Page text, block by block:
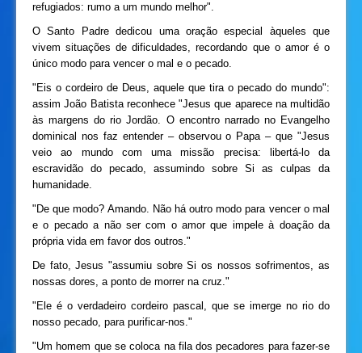
refugiados: rumo a um mundo melhor".
O Santo Padre dedicou uma oração especial àqueles que
vivem situações de dificuldades, recordando que o amor é o
único modo para vencer o mal e o pecado.
"Eis o cordeiro de Deus, aquele que tira o pecado do mundo":
assim João Batista reconhece "Jesus que aparece na multidão
às margens do rio Jordão. O encontro narrado no Evangelho
dominical nos faz entender – observou o Papa – que "Jesus
veio ao mundo com uma missão precisa: libertá-lo da
escravidão do pecado, assumindo sobre Si as culpas da
humanidade.
"De que modo? Amando. Não há outro modo para vencer o mal
e o pecado a não ser com o amor que impele à doação da
própria vida em favor dos outros."
De fato, Jesus "assumiu sobre Si os nossos sofrimentos, as
nossas dores, a ponto de morrer na cruz."
"Ele é o verdadeiro cordeiro pascal, que se imerge no rio do
nosso pecado, para purificar-nos."
"Um homem que se coloca na fila dos pecadores para fazer-se